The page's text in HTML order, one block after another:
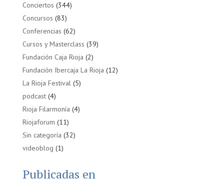
Conciertos (344)
Concursos (83)
Conferencias (62)
Cursos y Masterclass (39)
Fundación Caja Rioja (2)
Fundación Ibercaja La Rioja (12)
La Rioja Festival(5)
podcast(4)
Rioja Filarmonía (4)
Riojaforum (11)
Sin categoría (32)
videoblog (1)
Publicadas en